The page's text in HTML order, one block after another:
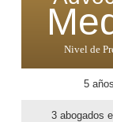
Nivel de
5 años
3 abogados